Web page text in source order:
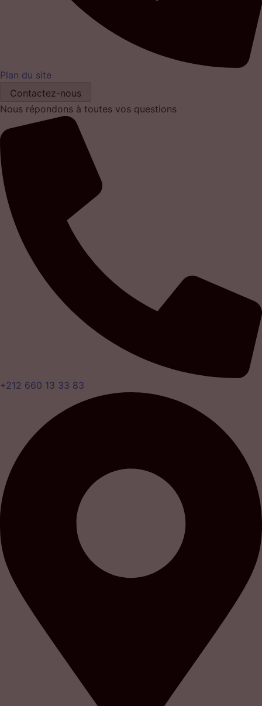
Plan du site
Contactez-nous
Nous répondons à toutes vos questions
+212 660 13 33 83